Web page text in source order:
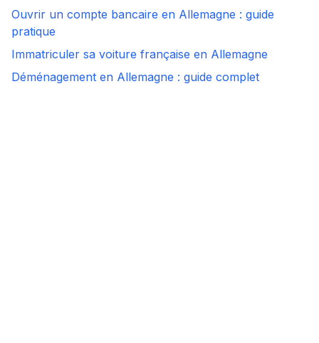
Ouvrir un compte bancaire en Allemagne : guide
pratique
Immatriculer sa voiture française en Allemagne
Déménagement en Allemagne : guide complet